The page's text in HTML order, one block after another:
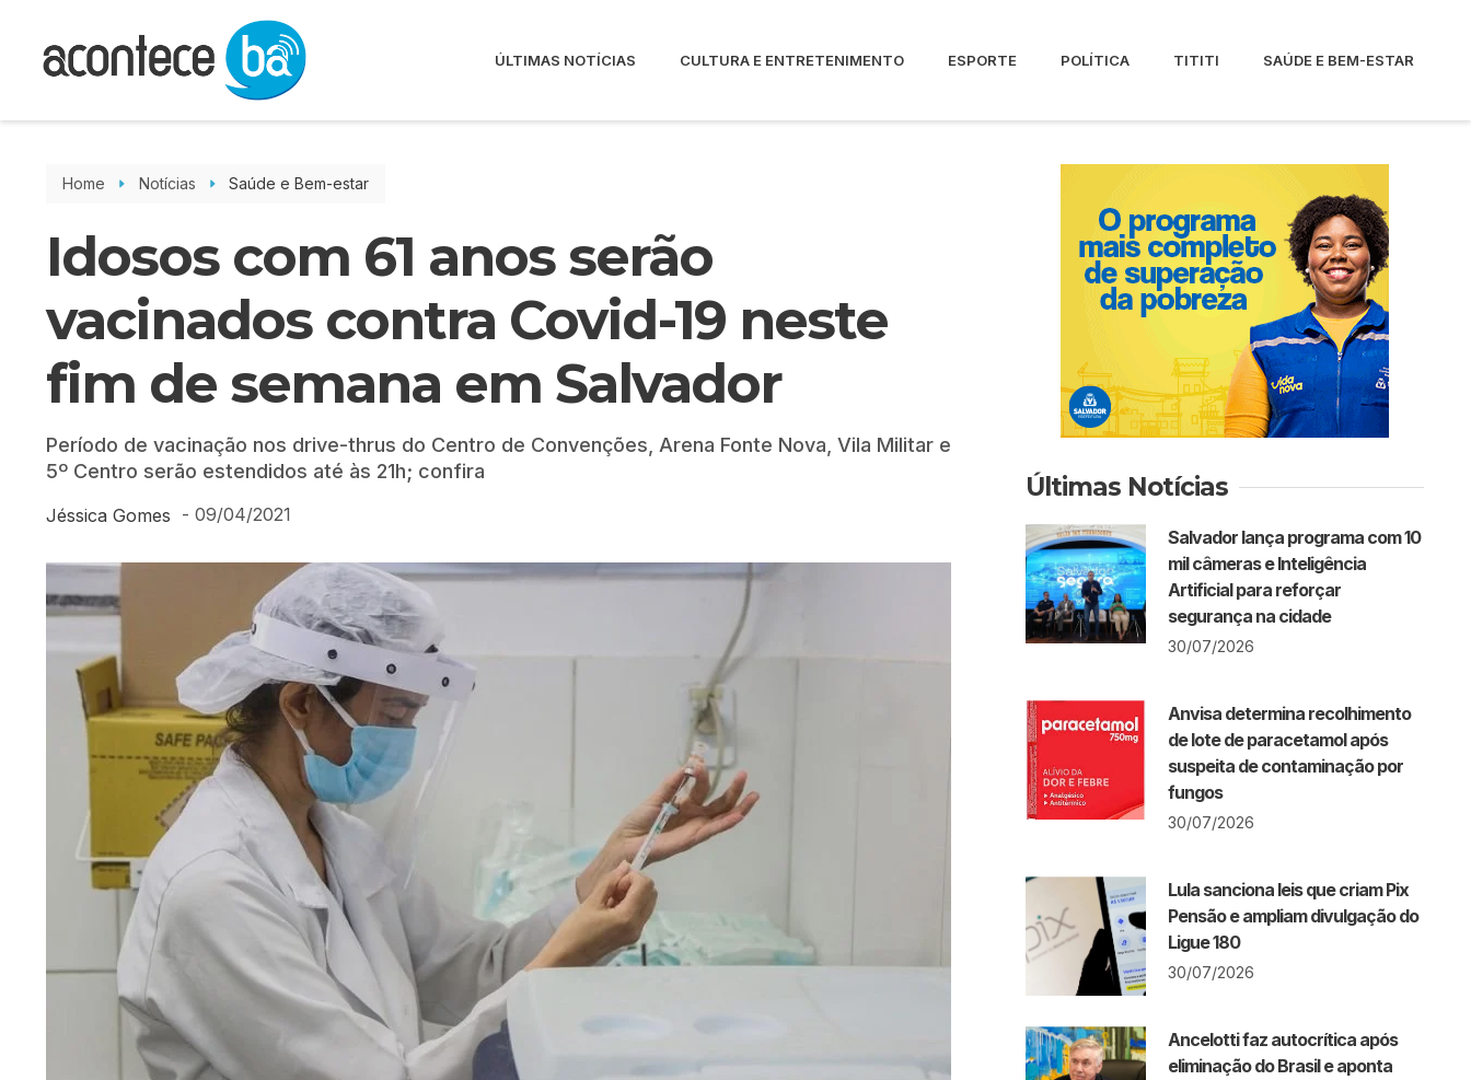
ÚLTIMAS NOTÍCIAS CULTURA E ENTRETENIMENTO ESPORTE POLÍTICA TITITI SAÚDE E BEM-ESTAR
Home Notícias Saúde e Bem-estar
Idosos com 61 anos serão
vacinados contra Covid-19 neste
fim de semana em Salvador
Período de vacinação nos drive-thrus do Centro de Convenções, Arena Fonte Nova, Vila Militar e
5º Centro serão estendidos até às 21h; confira
Jéssica Gomes - 09/04/2021
Últimas Notícias
Salvador lança programa com 10
mil câmeras e Inteligência
Artificial para reforçar
segurança na cidade
30/07/2026
Anvisa determina recolhimento
de lote de paracetamol após
suspeita de contaminação por
fungos
30/07/2026
Lula sanciona leis que criam Pix
Pensão e ampliam divulgação do
Ligue 180
30/07/2026
Ancelotti faz autocrítica após
eliminação do Brasil e aponta